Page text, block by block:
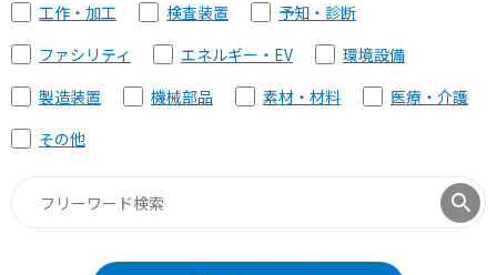
工作・加工
検査装置
予知・診断
ファシリティ
エネルギー・EV
環境設備
製造装置
機械部品 素材・材料
医療・介護
その他